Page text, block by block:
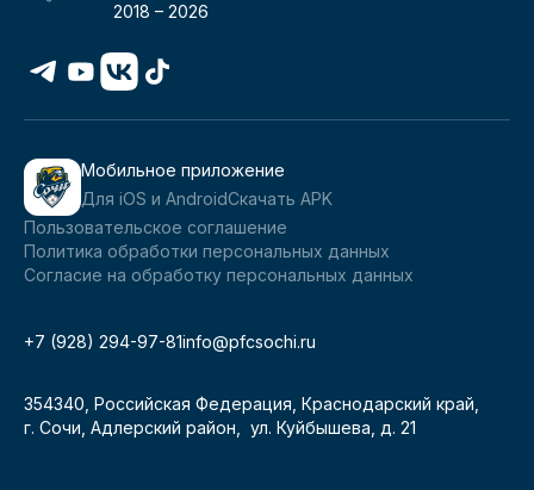
2018 –2026
Мобильное приложение
Для iOS и AndroidСкачать APK
Пользовательское соглашение
Политика обработки персональных данных
Согласие на обработку персональных данных
+7 (928) 294-97-81info@pfcsochi.ru
354340, Российская Федерация, Краснодарский край,
г. Сочи, Адлерский район, ул. Куйбышева, д. 21